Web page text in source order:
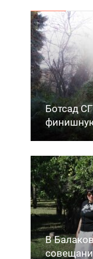
Ботсад
В